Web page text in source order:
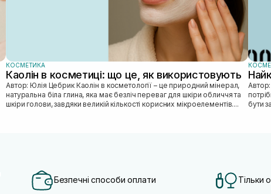
КОСМЕТИКА
Каолін в косметиці: що це, як використовують
Автор: Юлія Цебрик Каолін в косметології – це природний мінерал,
натуральна біла глина, яка має безліч переваг для шкіри обличчя та
шкіри голови, завдяки великій кількості корисних мікроелементів....
Автор: Ілона Сич Шкіра
бути
Безпечні способи оплати Тільки